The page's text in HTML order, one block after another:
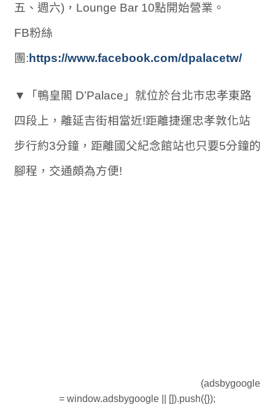
五、週六)，Lounge Bar 10點開始營業。
FB粉絲
團:https://www.facebook.com/dpalacetw/
▼「鴨皇閣 D’Palace」就位於台北市忠孝東路
四段上，離延吉街相當近!距離捷運忠孝敦化站
步行約3分鐘，距離國父紀念館站也只要5分鐘的
腳程，交通頗為方便!
(adsbygoogle
= window.adsbygoogle || []).push({});